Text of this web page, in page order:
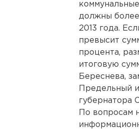
должны
2013 года.
превысит
процента,
итоговую
Береснева,
Предельный
губернатора
По вопросам